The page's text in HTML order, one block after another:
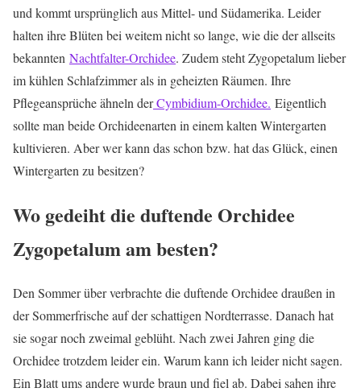
und kommt ursprünglich aus Mittel- und Südamerika. Leider
halten ihre Blüten bei weitem nicht so lange, wie die der allseits
bekannten Nachtfalter-Orchidee. Zudem steht Zygopetalum lieber
im kühlen Schlafzimmer als in geheizten Räumen. Ihre
Pflegeansprüche ähneln derCymbidium-Orchidee. Eigentlich
sollte man beide Orchideenarten in einem kalten Wintergarten
kultivieren. Aber wer kann das schon bzw. hat das Glück, einen
Wintergarten zu besitzen?
Wo gedeiht die duftende Orchidee
Zygopetalum am besten?
Den Sommer über verbrachte die duftende Orchidee draußen in
der Sommerfrische auf der schattigen Nordterrasse. Danach hat
sie sogar noch zweimal geblüht. Nach zwei Jahren ging die
Orchidee trotzdem leider ein. Warum kann ich leider nicht sagen.
Ein Blatt ums andere wurde braun und fiel ab. Dabei sahen ihre